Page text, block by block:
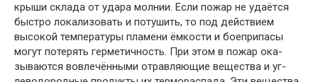
крыши склада от удара молнии. Если пожар не удаёт­ся
быстро локализовать и потушить, то под действием
высокой температуры пламени ёмкости и боеприпасы
могут потерять герметичность. При этом в пожар ока­
зываются вовлечёнными отравляющие вещества и уг­